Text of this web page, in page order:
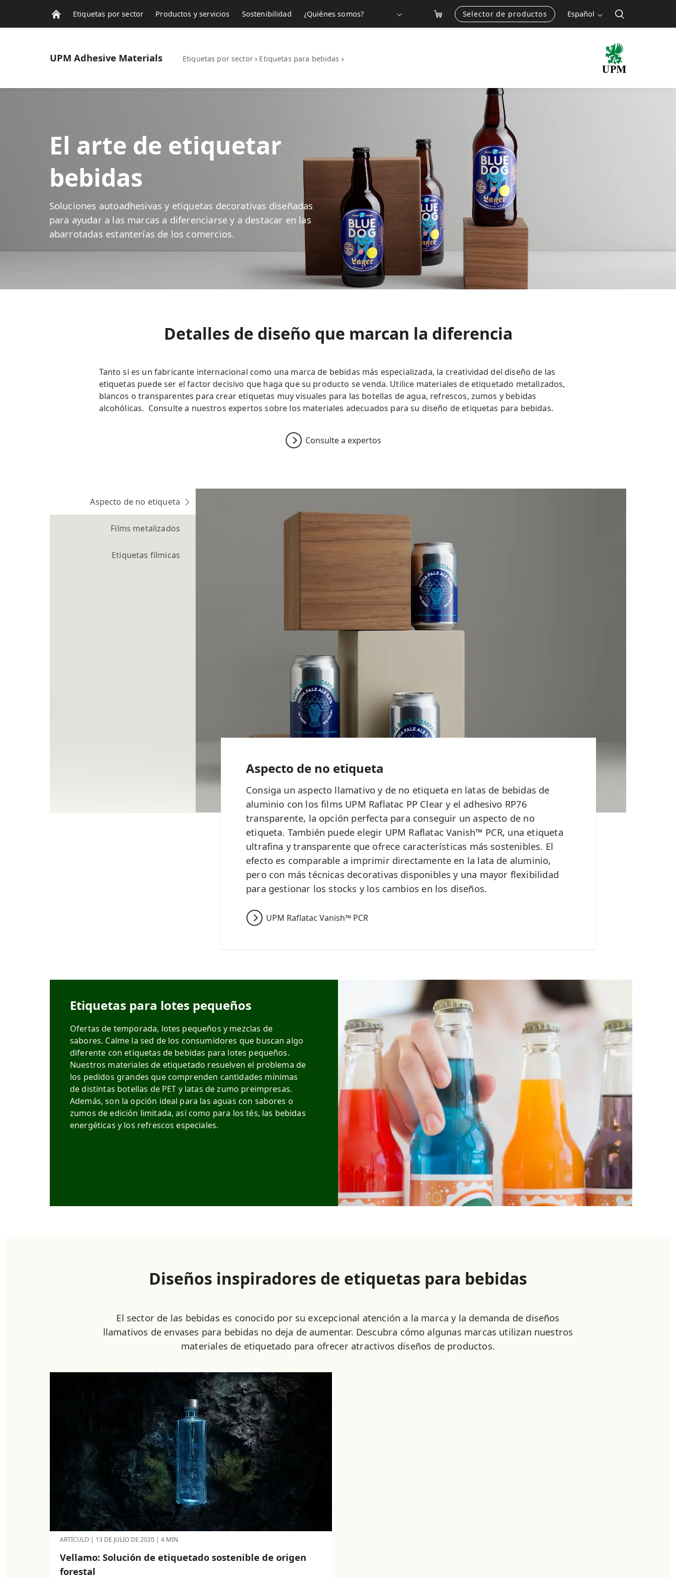
Selector de productos Español
Etiquetas por sector Productos y servicios Sostenibilidad ¿Quiénes somos?
UPM Adhesive Materials Etiquetas por sector › Etiquetas para bebidas ›
El arte de etiquetar
bebidas
Soluciones autoadhesivas y etiquetas decorativas diseñadas
para ayudar a las marcas a diferenciarse y a destacar en las
abarrotadas estanterías de los comercios.
Detalles de diseño que marcan la diferencia
Tanto si es un fabricante internacional como una marca de bebidas más especializada, la creatividad del diseño de las
etiquetas puede ser el factor decisivo que haga que su producto se venda. Utilice materiales de etiquetado metalizados,
blancos o transparentes para crear etiquetas muy visuales para las botellas de agua, refrescos, zumos y bebidas
alcohólicas. Consulte a nuestros expertos sobre los materiales adecuados para su diseño de etiquetas para bebidas.
Consulte a expertos
Aspecto de no etiqueta
Films metalizados
Etiquetas fílmicas
Aspecto de no etiqueta
Consiga un aspecto llamativo y de no etiqueta en latas de bebidas de
aluminio con los films UPM Raflatac PP Clear y el adhesivo RP76
transparente, la opción perfecta para conseguir un aspecto de no
etiqueta. También puede elegir UPM Raflatac Vanish™ PCR, una etiqueta
ultrafina y transparente que ofrece características más sostenibles. El
efecto es comparable a imprimir directamente en la lata de aluminio,
pero con más técnicas decorativas disponibles y una mayor flexibilidad
para gestionar los stocks y los cambios en los diseños.
UPM Raflatac Vanish™ PCR
Etiquetas para lotes pequeños
Ofertas de temporada, lotes pequeños y mezclas de
sabores. Calme la sed de los consumidores que buscan algo
diferente con etiquetas de bebidas para lotes pequeños.
Nuestros materiales de etiquetado resuelven el problema de
los pedidos grandes que comprenden cantidades mínimas
de distintas botellas de PET y latas de zumo preimpresas.
Además, son la opción ideal para las aguas con sabores o
zumos de edición limitada, así como para los tés, las bebidas
energéticas y los refrescos especiales.
Diseños inspiradores de etiquetas para bebidas
El sector de las bebidas es conocido por su excepcional atención a la marca y la demanda de diseños
llamativos de envases para bebidas no deja de aumentar. Descubra cómo algunas marcas utilizan nuestros
materiales de etiquetado para ofrecer atractivos diseños de productos.
ARTÍCULO | 13 DE JULIO DE 2020 | 4 MIN
Vellamo: Solución de etiquetado sostenible de origen
forestal